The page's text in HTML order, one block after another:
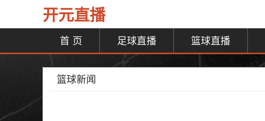
开元直播
首 页 足球直播 篮球直播
篮球新闻